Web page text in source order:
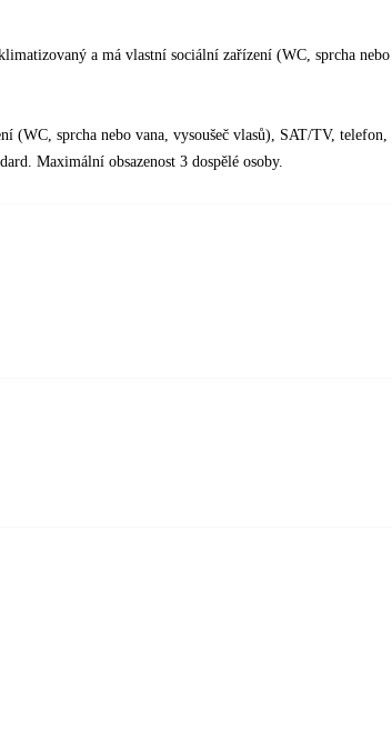
a má vlastní sociální zařízení (WC, sprcha nebo
(WC, sprcha nebo vana, vysoušeč vlasů), SAT/TV, telefon,
Maximální obsazenost 3 dospělé osoby.